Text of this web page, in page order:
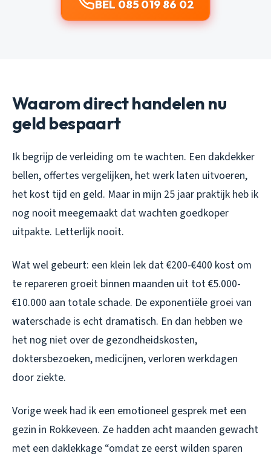
BEL 085 019 86 02
Waarom direct handelen nu
geld bespaart
Ik begrijp de verleiding om te wachten. Een dakdekker
bellen, offertes vergelijken, het werk laten uitvoeren,
het kost tijd en geld. Maar in mijn 25 jaar praktijk heb ik
nog nooit meegemaakt dat wachten goedkoper
uitpakte. Letterlijk nooit.
Wat wel gebeurt: een klein lek dat €200-€400 kost om
te repareren groeit binnen maanden uit tot €5.000-
€10.000 aan totale schade. De exponentiële groei van
waterschade is echt dramatisch. En dan hebben we
het nog niet over de gezondheidskosten,
doktersbezoeken, medicijnen, verloren werkdagen
door ziekte.
Vorige week had ik een emotioneel gesprek met een
gezin in Rokkeveen. Ze hadden acht maanden gewacht
met een daklekkage “omdat ze eerst wilden sparen